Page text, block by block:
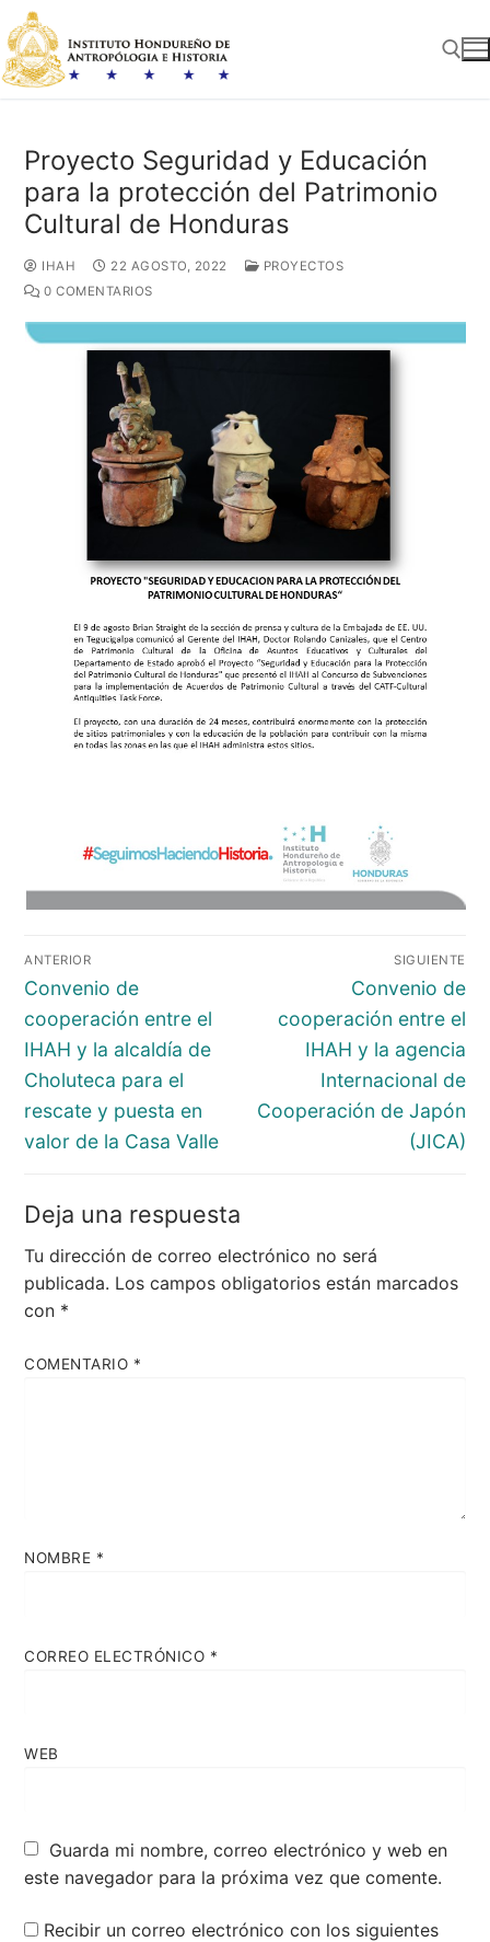
al
contenido
Proyecto Seguridad y Educación
para la protección del Patrimonio
Cultural de Honduras
IHAH 22 AGOSTO, 2022
PROYECTOS
0 COMENTARIOS
Navegación
de
entradas
ANTERIOR
Entrada
anterior:
Convenio de
cooperación entre el
IHAH y la alcaldía de
Choluteca para el
rescate y puesta en
valor de la Casa Valle
SIGUIENTE
Entrada
siguiente:
Convenio de
cooperación entre el
IHAH y la agencia
Internacional de
Cooperación de Japón
(JICA)
Deja una respuesta
Tu dirección de correo electrónico no será
publicada. Los campos obligatorios están marcados
con *
COMENTARIO *
NOMBRE *
CORREO ELECTRÓNICO *
WEB
Guarda mi nombre, correo electrónico y web en
este navegador para la próxima vez que comente.
Recibir un correo electrónico con los siguientes